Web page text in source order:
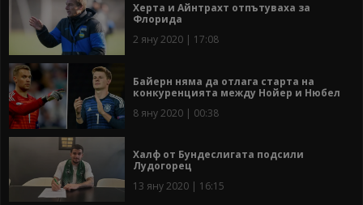
Херта и Айнтрахт отпътуваха за
Флорида
2 яну 2020 | 17:08
Байерн няма да отлага старта на
конкуренцията между Нойер и Нюбел
8 яну 2020 | 00:38
Халф от Бундеслигата подсили
Лудогорец
13 яну 2020 | 16:15